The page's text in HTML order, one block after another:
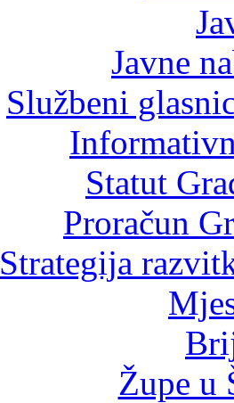
Javne
Službeni
Statut
Proračun
Strategija
Župe u